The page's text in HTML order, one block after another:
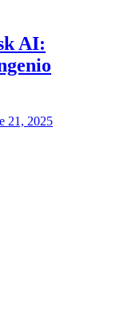
AI:
21, 2025